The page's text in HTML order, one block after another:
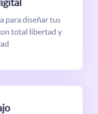
para diseñar tus
total libertad y